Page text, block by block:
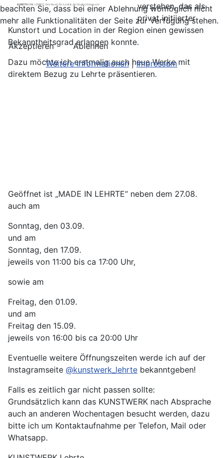
verstehen, das als
privat initiierter
Kunstort und Location in der Region einen gewissen
Bekanntheitsgrad erlangen konnte.
Dazu möchte ich erstmalig auch neue Werke mit
direktem Bezug zu Lehrte präsentieren.
Geöffnet ist „MADE IN LEHRTE“ neben dem 27.08.
auch am
Sonntag, den 03.09.
und am
Sonntag, den 17.09.
jeweils von 11:00 bis ca 17:00 Uhr,
sowie am
Freitag, den 01.09.
und am
Freitag den 15.09.
jeweils von 16:00 bis ca 20:00 Uhr
Eventuelle weitere Öffnungszeiten werde ich auf der
Instagramseite @kunstwerk_lehrte bekanntgeben!
Falls es zeitlich gar nicht passen sollte:
Grundsätzlich kann das KUNSTWERK nach Absprache
auch an anderen Wochentagen besucht werden, dazu
bitte ich um Kontaktaufnahme per Telefon, Mail oder
Whatsapp.
beachten Sie, dass bei einer Ablehnung womöglich nicht
mehr alle Funktionalitäten der Seite zur Verfügung stehen.
Akzeptieren
Ablehnen
Weitere Informationen|Impressum